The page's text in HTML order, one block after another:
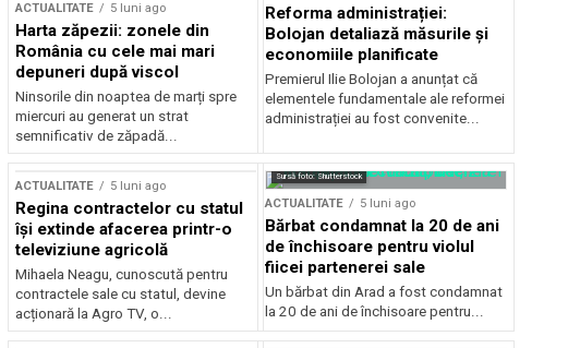
ACTUALITATE 5 luni ago
Harta zăpezii: zonele din
România cu cele mai mari
depuneri după viscol
Ninsorile din noaptea de marți spre
miercuri au generat un strat
semnificativ de zăpadă...
Reforma administrației:
Bolojan detaliază măsurile și
economiile planificate
Premierul Ilie Bolojan a anunțat că
elementele fundamentale ale reformei
administrației au fost convenite...
ACTUALITATE 5 luni ago
Regina contractelor cu statul
își extinde afacerea printr-o
televiziune agricolă
Mihaela Neagu, cunoscută pentru
contractele sale cu statul, devine
acționară la Agro TV, o...
Sursă foto: Shutterstock
ACTUALITATE 5 luni ago
Bărbat condamnat la 20 de ani
de închisoare pentru violul
fiicei partenerei sale
Un bărbat din Arad a fost condamnat
la 20 de ani de închisoare pentru...